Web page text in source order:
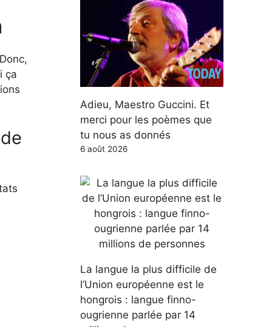
ça
Adieu, Maestro Guccini. Et
merci pour les poèmes que
tu nous as donnés
6 août 2026
La langue la plus difficile de
l’Union européenne est le
hongrois : langue finno-
ougrienne parlée par 14